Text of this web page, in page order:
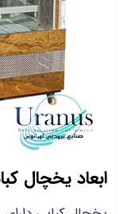
ابعاد یخچال